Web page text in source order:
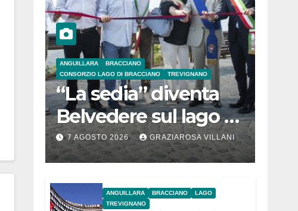
ANGUILLARA
BRACCIANO
CONSORZIO LAGO DI BRACCIANO
TREVIGNANO
“La sedia” diventa
Belvedere sul lago di
Bracciano: ieri
l’inaugurazione
7 AGOSTO 2026 GRAZIAROSA VILLANI
ANGUILLARA BRACCIANO
LAGO
TREVIGNANO